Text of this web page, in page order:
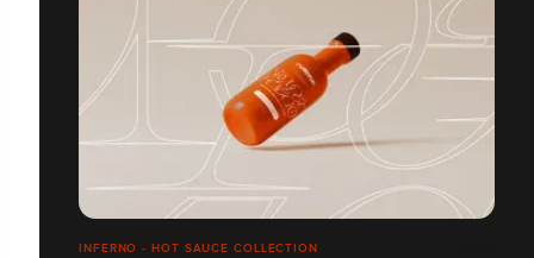
INFERNO - HOT SAUCE COLLECTION